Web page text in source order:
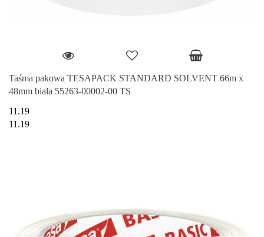
Taśma pakowa TESAPACK STANDARD SOLVENT 66m x
48mm biała 55263-00002-00 TS
11.19
11.19